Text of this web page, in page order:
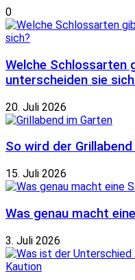
0
Welche Schlossarten
unterscheiden sie
20. Juli 2026
So wird der
15. Juli 2026
Was genau macht
3. Juli 2026